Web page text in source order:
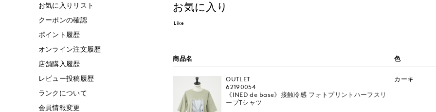
お気に入り
Like
商品名 色
OUTLET
62190054
《INED de base》接触冷感 フォトプリントハーフスリ
ーブTシャツ
カーキ
お気に入りリスト
クーポンの確認
ポイント履歴
オンライン注文履歴
店舗購入履歴
レビュー投稿履歴
ランクについて
会員情報変更